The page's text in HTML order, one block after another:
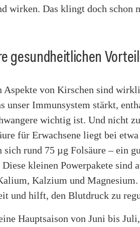
wirken. Das klingt doch schon
gesundheitlichen
Aspekte von Kirschen sind
unser Immunsystem stärkt,
wichtig ist. Und nicht
für Erwachsene liegt bei
sich rund 75 µg Folsäure – ein
kleinen Powerpakete sind
Kalzium und
und hilft, den Blutdruck zu
Hauptsaison von Juni bis